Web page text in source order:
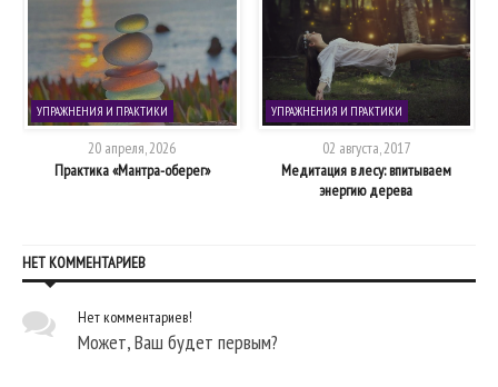
УПРАЖНЕНИЯ И ПРАКТИКИ
20 апреля, 2026
Практика «Мантра-оберег»
УПРАЖНЕНИЯ И ПРАКТИКИ
02 августа, 2017
Медитация в лесу: впитываем
энергию дерева
НЕТ КОММЕНТАРИЕВ
Нет комментариев!
Может, Ваш будет первым?